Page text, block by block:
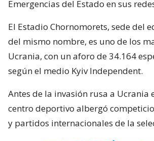
Emergencias del Estado en sus
El Estadio Chornomorets, sede del
del mismo nombre, es uno de los
Ucrania, con un aforo de 34.164
según el medio Kyiv Independent.
Antes de la invasión rusa a Ucrania
centro deportivo albergó
y partidos internacionales de la